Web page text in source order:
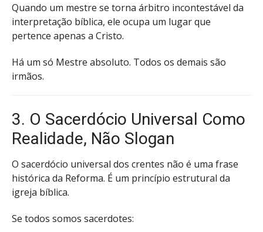
Quando um mestre se torna árbitro incontestável da
interpretação bíblica, ele ocupa um lugar que
pertence apenas a Cristo.
Há um só Mestre absoluto. Todos os demais são
irmãos.
3. O Sacerdócio Universal Como
Realidade, Não Slogan
O sacerdócio universal dos crentes não é uma frase
histórica da Reforma. É um princípio estrutural da
igreja bíblica.
Se todos somos sacerdotes: